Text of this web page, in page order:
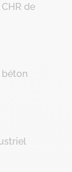
de
béton